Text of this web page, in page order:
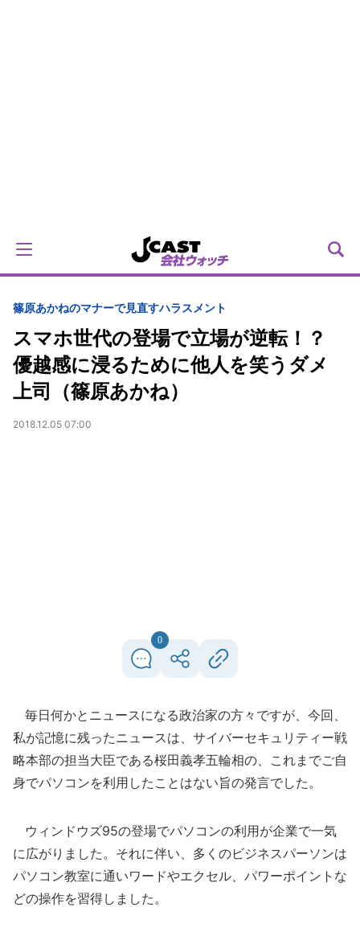
篠原あかねのマナーで見直すハラスメント
スマホ世代の登場で立場が逆転！？
優越感に浸るために他人を笑うダメ
上司（篠原あかね）
2018.12.05 07:00
0
毎日何かとニュースになる政治家の方々ですが、今回、
私が記憶に残ったニュースは、サイバーセキュリティー戦
略本部の担当大臣である桜田義孝五輪相の、これまでご自
身でパソコンを利用したことはない旨の発言でした。
ウィンドウズ95の登場でパソコンの利用が企業で一気
に広がりました。それに伴い、多くのビジネスパーソンは
パソコン教室に通いワードやエクセル、パワーポイントな
どの操作を習得しました。